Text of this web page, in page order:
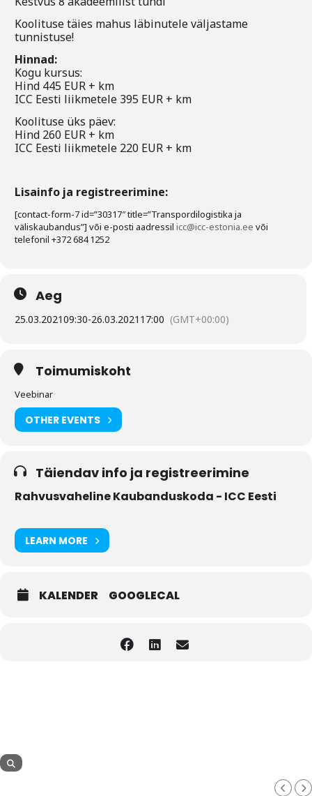
Koolituse täies mahus läbinutele väljastame
tunnistuse!
Hinnad:
Kogu kursus:
Hind 445 EUR + km
ICC Eesti liikmetele 395 EUR + km
Koolituse üks päev:
Hind 260 EUR + km
ICC Eesti liikmetele 220 EUR + km
Lisainfo ja registreerimine:
[contact-form-7 id=”30317″ title=”Transpordilogistika ja
väliskaubandus”] või e-posti aadressil icc@icc-estonia.ee või
telefonil +372 684 1252
Aeg
25.03.202109:30-26.03.2021 17:00 (GMT+00:00)
Toimumiskoht
Veebinar
OTHER EVENTS
Täiendav info ja registreerimine
Rahvusvaheline Kaubanduskoda - ICC Eesti
LEARN MORE
KALENDER GOOGLECAL